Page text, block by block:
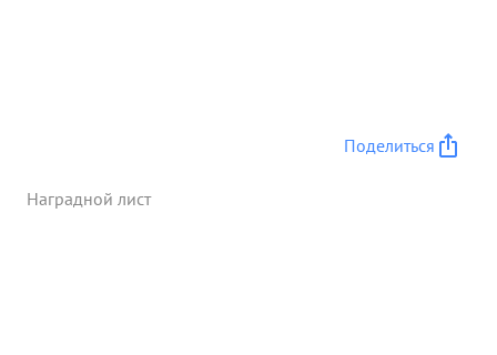
периодах боях постоянно находится в боевых
способный выполнить приказ вышестоящего
Поделиться
Наградной лист